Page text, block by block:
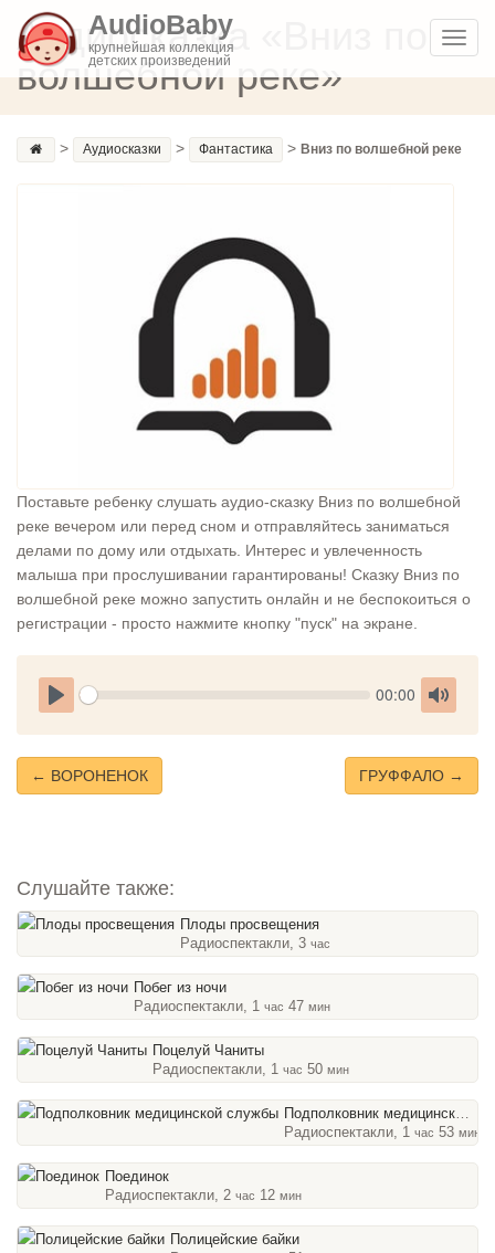
AudioBaby
крупнейшая коллекция
детских произведений
Аудиосказка «Вниз по
волшебной реке»
> Аудиосказки > Фантастика > Вниз по волшебной реке
Поставьте ребенку слушать аудио-сказку Вниз по волшебной
реке вечером или перед сном и отправляйтесь заниматься
делами по дому или отдыхать. Интерес и увлеченность
малыша при прослушивании гарантированы! Сказку Вниз по
волшебной реке можно запустить онлайн и не беспокоиться о
регистрации - просто нажмите кнопку "пуск" на экране.
Play
Current
00:00
Toggle
← ВОРОНЕНОК ГРУФФАЛО →
Слушайте также:
Плоды просвещения
Радиоспектакли, 3 час
Побег из ночи
Радиоспектакли, 1 час 47 мин
Поцелуй Чаниты
Радиоспектакли, 1 час 50 мин
Подполковник медицинской службы
Радиоспектакли, 1 час 53 мин
Поединок
Радиоспектакли, 2 час 12 мин
Полицейские байки